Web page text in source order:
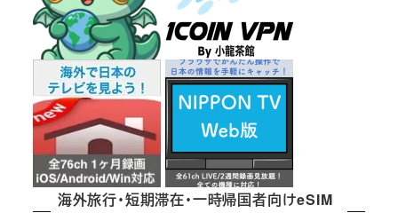
海外旅行・短期滞在・一時帰国者向けeSIM